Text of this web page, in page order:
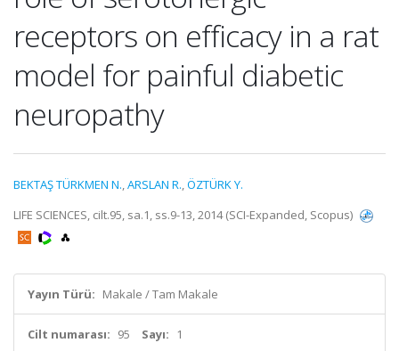
receptors on efficacy in a rat
model for painful diabetic
neuropathy
BEKTAŞ TÜRKMEN N.,ARSLAN R.,ÖZTÜRK Y.
LIFE SCIENCES, cilt.95, sa.1, ss.9-13, 2014 (SCI-Expanded, Scopus)
Yayın Türü: Makale / Tam Makale
Cilt numarası: 95 Sayı: 1